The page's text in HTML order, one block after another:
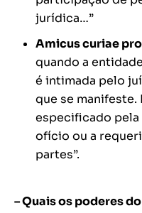
jurídica…”
Amicus curiae
quando a
é intimada pelo
que se manifeste.
especificado pela
ofício ou a
partes”.
– Quais os poderes